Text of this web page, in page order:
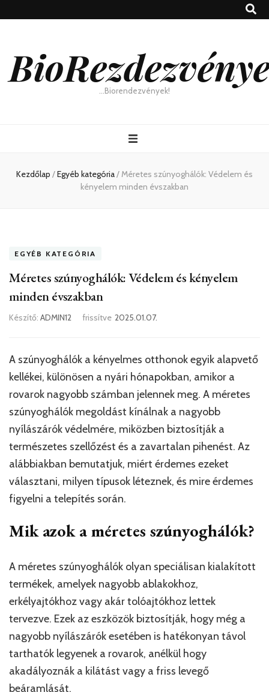
…Biorendezvények!
Kezdőlap /Egyéb kategória/Méretes szúnyoghálók: Védelem és
kényelem minden évszakban
EGYÉB KATEGÓRIA
Méretes szúnyoghálók: Védelem és kényelem
minden évszakban
Készítő: ADMIN12 frissítve 2025.01.07.
A szúnyoghálók a kényelmes otthonok egyik alapvető
kellékei, különösen a nyári hónapokban, amikor a
rovarok nagyobb számban jelennek meg. A méretes
szúnyoghálók megoldást kínálnak a nagyobb
nyílászárók védelmére, miközben biztosítják a
természetes szellőzést és a zavartalan pihenést. Az
alábbiakban bemutatjuk, miért érdemes ezeket
választani, milyen típusok léteznek, és mire érdemes
figyelni a telepítés során.
Mik azok a méretes szúnyoghálók?
A méretes szúnyoghálók olyan speciálisan kialakított
termékek, amelyek nagyobb ablakokhoz,
erkélyajtókhoz vagy akár tolóajtókhoz lettek
tervezve. Ezek az eszközök biztosítják, hogy még a
nagyobb nyílászárók esetében is hatékonyan távol
tarthatók legyenek a rovarok, anélkül hogy
akadályoznák a kilátást vagy a friss levegő
beáramlását.